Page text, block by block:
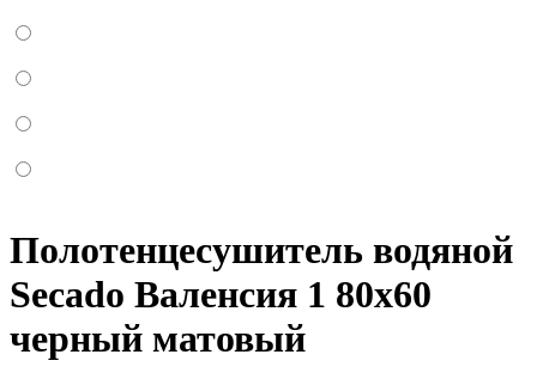
Полотенцесушитель водяной
Secado Валенсия 1 80x60
черный матовый